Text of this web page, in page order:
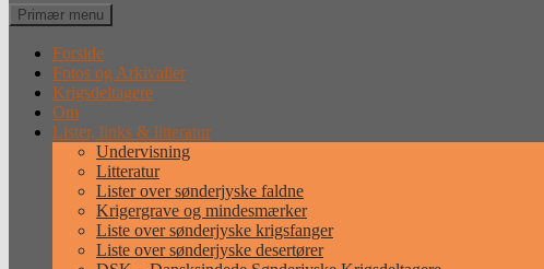
Søg
Primær menu
Forside
Fotos og Arkivalier
Krigsdeltagere
Om
Lister, links & litteratur
Undervisning
Litteratur
Lister over sønderjyske faldne
Krigergrave og mindesmærker
Liste over sønderjyske krigsfanger
Liste over sønderjyske desertører